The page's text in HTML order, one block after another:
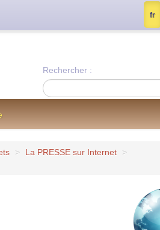
Rechercher :
> La PRESSE sur Internet
>
fr
nous à